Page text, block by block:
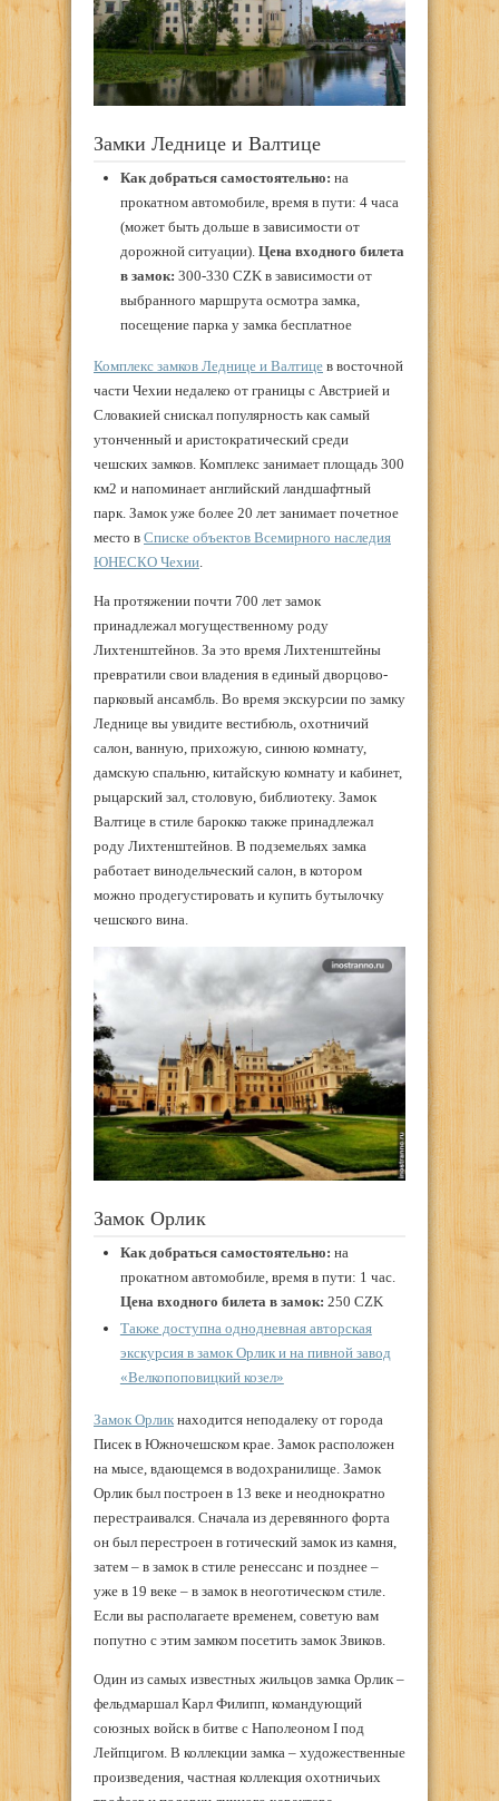
Замки Леднице и Валтице
Как добраться самостоятельно: на
прокатном автомобиле, время в пути: 4 часа
(может быть дольше в зависимости от
дорожной ситуации). Цена входного билета
в замок: 300-330 CZK в зависимости от
выбранного маршрута осмотра замка,
посещение парка у замка бесплатное
Комплекс замков Леднице и Валтице в восточной
части Чехии недалеко от границы с Австрией и
Словакией снискал популярность как самый
утонченный и аристократический среди
чешских замков. Комплекс занимает площадь 300
км2 и напоминает английский ландшафтный
парк. Замок уже более 20 лет занимает почетное
место в Списке объектов Всемирного наследия
ЮНЕСКО Чехии.
На протяжении почти 700 лет замок
принадлежал могущественному роду
Лихтенштейнов. За это время Лихтенштейны
превратили свои владения в единый дворцово-
парковый ансамбль. Во время экскурсии по замку
Леднице вы увидите вестибюль, охотничий
салон, ванную, прихожую, синюю комнату,
дамскую спальню, китайскую комнату и кабинет,
рыцарский зал, столовую, библиотеку. Замок
Валтице в стиле барокко также принадлежал
роду Лихтенштейнов. В подземельях замка
работает винодельческий салон, в котором
можно продегустировать и купить бутылочку
чешского вина.
Замок Орлик
Как добраться самостоятельно: на
прокатном автомобиле, время в пути: 1 час.
Цена входного билета в замок: 250 CZK
Также доступна однодневная авторская
экскурсия в замок Орлик и на пивной завод
«Велкопоповицкий козел»
Замок Орлик находится неподалеку от города
Писек в Южночешском крае. Замок расположен
на мысе, вдающемся в водохранилище. Замок
Орлик был построен в 13 веке и неоднократно
перестраивался. Сначала из деревянного форта
он был перестроен в готический замок из камня,
затем – в замок в стиле ренессанс и позднее –
уже в 19 веке – в замок в неоготическом стиле.
Если вы располагаете временем, советую вам
попутно с этим замком посетить замок Звиков.
Один из самых известных жильцов замка Орлик –
фельдмаршал Карл Филипп, командующий
союзных войск в битве с Наполеоном I под
Лейпцигом. В коллекции замка – художественные
произведения, частная коллекция охотничьих